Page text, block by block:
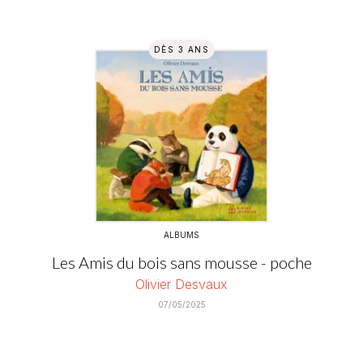
DÈS 3 ANS
ALBUMS
Les Amis du bois sans mousse - poche
Olivier Desvaux
07/05/2025